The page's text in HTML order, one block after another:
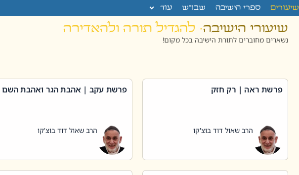
שיעורים ספרי הישיבה שבו”ש עוד
שיעורי הישיבה· להגדיל תורה ולהאדירה
נשארים מחוברים לתורת הישיבה בכל מקום!
פרשת ראה | רק חזק
הרב שאול דוד בוצ'קו
פרשת עקב | אהבת הגר ואהבת השם
הרב שאול דוד בוצ'קו